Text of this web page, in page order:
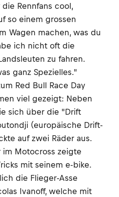
Rennfans cool,
so einem grossen
Wagen machen, was du
ich nicht oft die
zu fahren.
ganz Spezielles."
Red Bull Race Day
viel gezeigt: Neben
sich über die "Drift
(europäische Drift-
auf zwei Räder aus.
im Motocross zeigte
mit seinem e-bike.
die Flieger-Asse
Ivanoff, welche mit